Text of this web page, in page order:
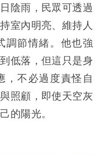
陰雨，民眾可透過
室內明亮、維持人
調節情緒。他也強
低落，但這只是身
，不必過度責怪自
照顧，即使天空灰
的陽光。